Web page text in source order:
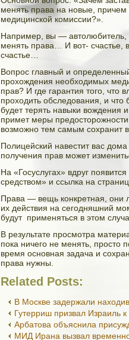
менять права на новые, причем
медицинской комиссии?».
Например, вы —
менять права… И вот-
счастье…
Вопрос главный и
прохождения необходимых
прав? И где гарантия того, что
проходить обследования, и
будет терять навыки вождения
примет меры
возможно тем самым сохранит
Полицейский навестит вас
получения прав может
На «Госуслугах» вдруг
средством» и ссылка на
Права — вещь конкретная, они
их действия на сегодняшний
будут применяться в этом
В результате просмотра
пока ничего не менять, просто
время основная задача и
права нужны.
Related Posts:
В Москве задержали
Гутерриш призвал Израиль
Арбатова объяснила
МИД Ирана вызвал